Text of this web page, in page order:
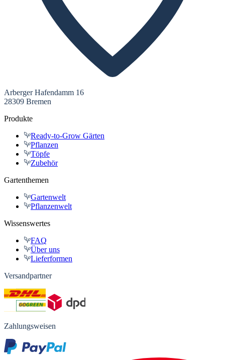
Arberger Hafendamm 16
28309 Bremen
Produkte
Ready-to-Grow Gärten
Pflanzen
Töpfe
Zubehör
Gartenthemen
Gartenwelt
Pflanzenwelt
Wissenswertes
FAQ
Über uns
Lieferformen
Versandpartner
Zahlungsweisen